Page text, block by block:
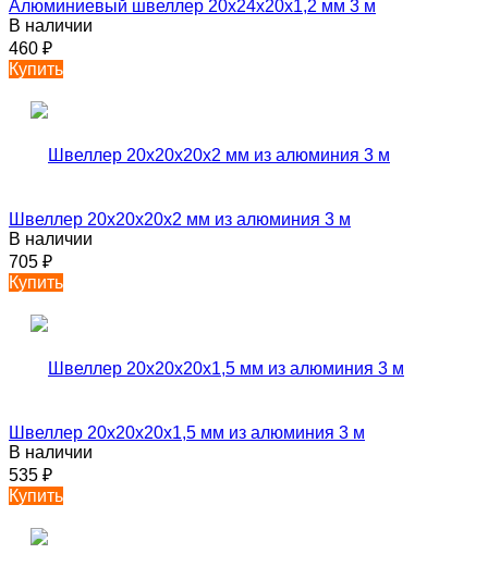
Алюминиевый швеллер 20х24х20х1,2 мм 3 м
В наличии
460 ₽
Купить
Швеллер 20х20х20х2 мм из алюминия 3 м
В наличии
705 ₽
Купить
Швеллер 20х20х20х1,5 мм из алюминия 3 м
В наличии
535 ₽
Купить